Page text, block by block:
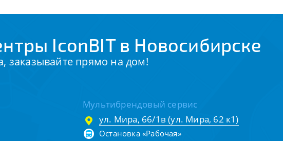
IconBIT в Новосибирске
заказывайте прямо на дом!
Мультибрендовый сервис
ул. Мира, 66/1в (ул. Мира, 62 к1)
Остановка «Рабочая»